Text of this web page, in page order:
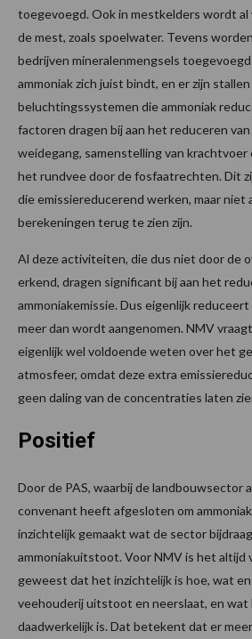
toegevoegd. Ook in mestkelders wordt
de mest, zoals spoelwater. Tevens
bedrijven mineralenmengsels
ammoniak zich juist bindt, en er zijn
beluchtingssystemen die ammoniak
factoren dragen bij aan het reduceren van
weidegang, samenstelling van krachtvoer
het rundvee door de fosfaatrechten. Dit
die emissiereducerend werken, maar niet
berekeningen terug te zien zijn.
Al deze activiteiten, die dus niet door de
erkend, dragen significant bij aan het
ammoniakemissie. Dus eigenlijk
meer dan wordt aangenomen. NMV
eigenlijk wel voldoende weten over het
atmosfeer, omdat deze extra
geen daling van de concentraties laten
Positief
Door de PAS, waarbij de landbouwsector
convenant heeft afgesloten om
inzichtelijk gemaakt wat de sector
ammoniakuitstoot. Voor NMV is het altijd
geweest dat het inzichtelijk is hoe, wat
veehouderij uitstoot en neerslaat, en
daadwerkelijk is. Dat betekent dat er